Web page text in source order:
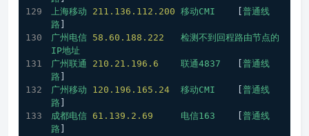
上海移动
211.136 .112 .200 移动CMI
普通线
路
广州电信 58.60 .188 .222
检测不到回程路由节点的
IP地址
广州联通
210.21 .196 .6 联通4837
普通线
路
广州移动
120.196 .165 .24 移动CMI
普通线
路
成都电信 61.139 .2 .69 电信163
普通线
路